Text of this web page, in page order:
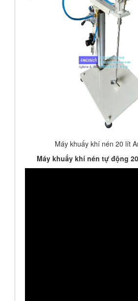
Máy khuấy khí nén 20 lít
Máy khuấy khí nén tự động